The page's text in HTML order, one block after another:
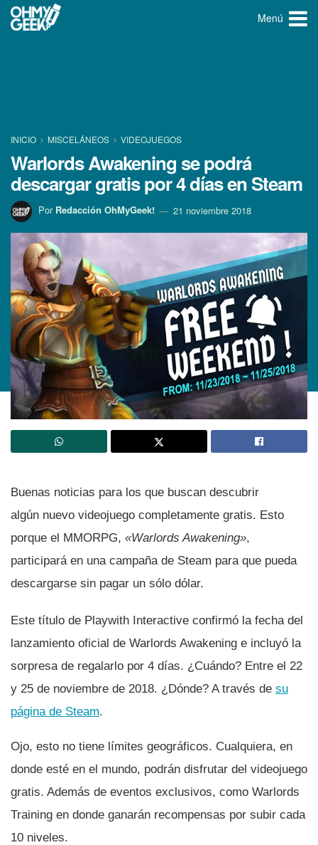
Menú
INICIO MISCELÁNEOS VIDEOJUEGOS
Warlords Awakening se podrá
descargar gratis por 4 dí­as en Steam
Por Redacción OhMyGeek! 21 noviembre 2018
Buenas noticias para los que buscan descubrir
algún nuevo videojuego completamente gratis. Esto
porque el MMORPG, «Warlords Awakening»,
participará en una campaña de Steam para que pueda
descargarse sin pagar un sólo dólar.
Este tí­tulo de Playwith Interactive confirmó la fecha del
lanzamiento oficial de Warlords Awakening e incluyó la
sorpresa de regalarlo por 4 dí­as. ¿Cuándo? Entre el 22
y 25 de noviembre de 2018. ¿Dónde? A través de su
página de Steam.
Ojo, esto no tiene lí­mites geográficos. Cualquiera, en
donde esté en el mundo, podrán disfrutar del videojuego
gratis. Además de eventos exclusivos, como Warlords
Training en donde ganarán recompensas por subir cada
10 niveles.